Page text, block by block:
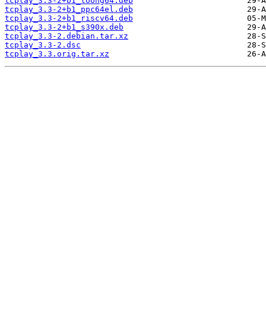
tcplay_3.3-2+b1_ppc64el.deb
tcplay_3.3-2+b1_riscv64.deb
tcplay_3.3-2+b1_s390x.deb
tcplay_3.3-2.debian.tar.xz
tcplay_3.3-2.dsc
tcplay_3.3.orig.tar.xz